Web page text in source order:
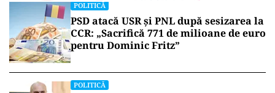
POLITICĂ
PSD atacă USR și PNL după sesizarea la
CCR: „Sacrifică 771 de milioane de euro
pentru Dominic Fritz”
POLITICĂ